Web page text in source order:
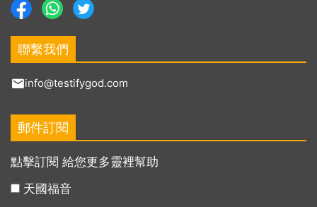
聯繫我們
info@testifygod.com
郵件訂閱
點擊訂閱 給您更多靈裡幫助
天國福音